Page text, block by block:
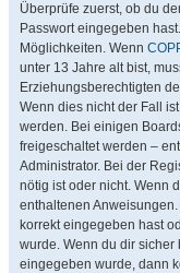
Überprüfe zuerst, ob du
Passwort eingegeben
Möglichkeiten. Wenn
unter 13 Jahre alt bist,
Erziehungsberechtigten
Wenn dies nicht der Fall
werden. Bei einigen
freigeschaltet werden –
Administrator. Bei der
nötig ist oder nicht. Wenn
enthaltenen
korrekt eingegeben hast
wurde. Wenn du dir sicher
eingegeben wurde, dann